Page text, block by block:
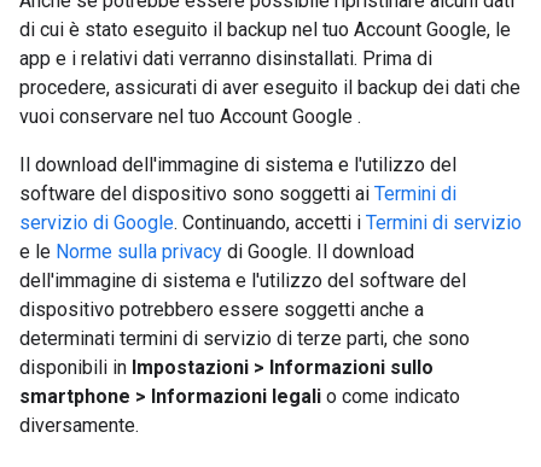
di cui è stato eseguito il backup nel tuo Account Google, le
app e i relativi dati verranno disinstallati. Prima di
procedere, assicurati di aver eseguito il backup dei dati che
vuoi conservare nel tuo Account Google .
Il download dell'immagine di sistema e l'utilizzo del
software del dispositivo sono soggetti ai Termini di
servizio di Google. Continuando, accetti i Termini di servizio
e le Norme sulla privacy di Google. Il download
dell'immagine di sistema e l'utilizzo del software del
dispositivo potrebbero essere soggetti anche a
determinati termini di servizio di terze parti, che sono
disponibili in Impostazioni > Informazioni sullo
smartphone > Informazioni legali o come indicato
diversamente.